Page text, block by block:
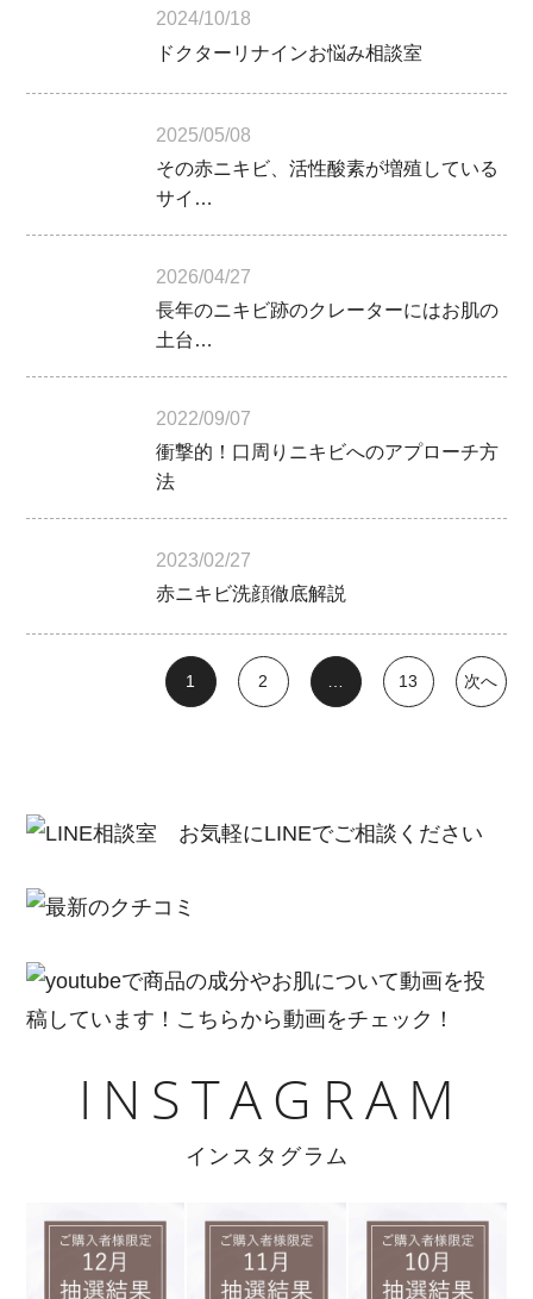
2024/10/18
ドクターリナインお悩み相談室
2025/05/08
その赤ニキビ、活性酸素が増殖している
サイ…
2026/04/27
長年のニキビ跡のクレーターにはお肌の
土台…
2022/09/07
衝撃的！口周りニキビへのアプローチ方
法
2023/02/27
赤ニキビ洗顔徹底解説
1 2 … 13 次へ
INSTAGRAM
インスタグラム